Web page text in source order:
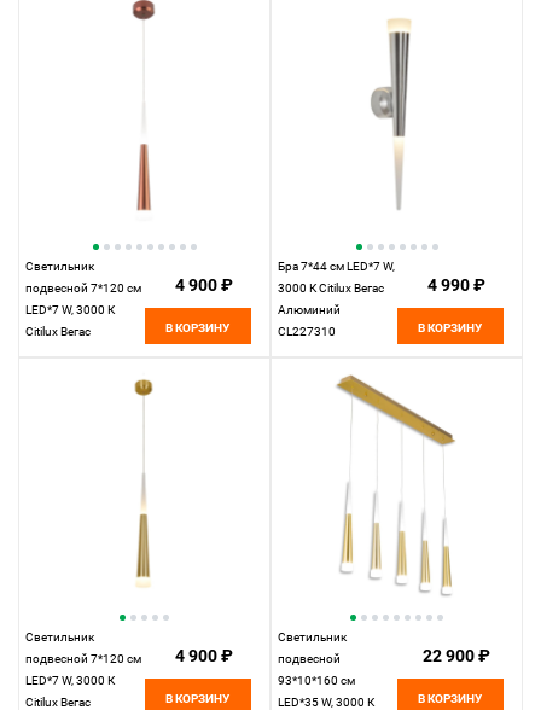
Светильник
подвесной 7*120 см
LED*7 W, 3000 К
Citilux Вегас
4 900 ₽
В КОРЗИНУ
Бра 7*44 см LED*7 W,
3000 К Citilux Вегас
Алюминий
CL227310
4 990 ₽
В КОРЗИНУ
Светильник
подвесной 7*120 см
LED*7 W, 3000 К
Citilux Вегас
4 900 ₽
В КОРЗИНУ
Светильник
подвесной
93*10*160 см
LED*35 W, 3000 К
22 900 ₽
В КОРЗИНУ